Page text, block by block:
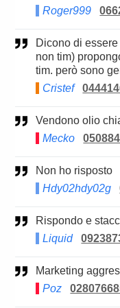
Roger999
Dicono di essere di tim ( secondo me call center e
non tim)
tim. però sono
Cristef
Vendono olio
Mecko
Non ho risposto
Hdy02hdy02g
Rispondo e
Liquid
Marketing
Poz